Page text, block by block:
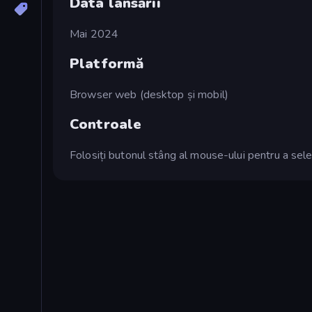
Mai 2024
Platformă
Browser web (desktop și mobil)
Controale
Folosiți butonul stâng al mouse-ului pentru a